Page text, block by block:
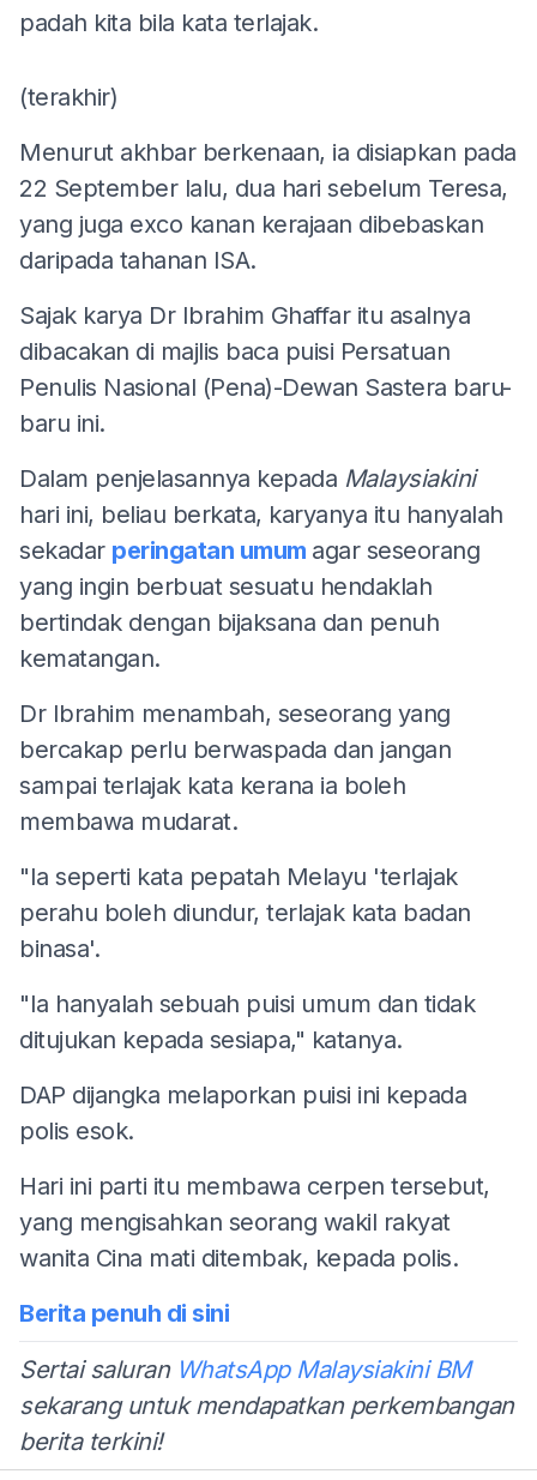
padah kita bila kata terlajak.
(terakhir)
Menurut akhbar berkenaan, ia disiapkan pada
22 September lalu, dua hari sebelum Teresa,
yang juga exco kanan kerajaan dibebaskan
daripada tahanan ISA.
Sajak karya Dr Ibrahim Ghaffar itu asalnya
dibacakan di majlis baca puisi Persatuan
Penulis Nasional (Pena)-Dewan Sastera baru-
baru ini.
Dalam penjelasannya kepada Malaysiakini
hari ini, beliau berkata, karyanya itu hanyalah
sekadar peringatan umum agar seseorang
yang ingin berbuat sesuatu hendaklah
bertindak dengan bijaksana dan penuh
kematangan.
Dr Ibrahim menambah, seseorang yang
bercakap perlu berwaspada dan jangan
sampai terlajak kata kerana ia boleh
membawa mudarat.
"Ia seperti kata pepatah Melayu 'terlajak
perahu boleh diundur, terlajak kata badan
binasa'.
"Ia hanyalah sebuah puisi umum dan tidak
ditujukan kepada sesiapa," katanya.
DAP dijangka melaporkan puisi ini kepada
polis esok.
Hari ini parti itu membawa cerpen tersebut,
yang mengisahkan seorang wakil rakyat
wanita Cina mati ditembak, kepada polis.
Berita penuh di sini
Sertai saluran WhatsApp Malaysiakini BM
sekarang untuk mendapatkan perkembangan
berita terkini!